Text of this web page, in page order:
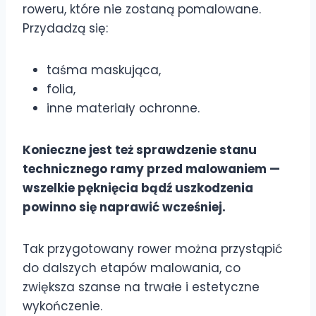
roweru, które nie zostaną pomalowane.
Przydadzą się:
taśma maskująca,
folia,
inne materiały ochronne.
Konieczne jest też sprawdzenie stanu
technicznego ramy przed malowaniem —
wszelkie pęknięcia bądź uszkodzenia
powinno się naprawić wcześniej.
Tak przygotowany rower można przystąpić
do dalszych etapów malowania, co
zwiększa szanse na trwałe i estetyczne
wykończenie.